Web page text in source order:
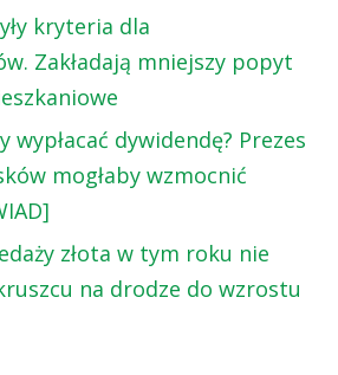
kryteria dla
Zakładają mniejszy popyt
wypłacać dywidendę? Prezes
mogłaby wzmocnić
złota w tym roku nie
na drodze do wzrostu